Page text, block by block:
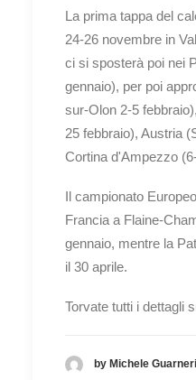
La prima tappa del
24-26 novembre in
ci si sposterà poi nei
gennaio), per poi
sur-Olon 2-5
25 febbraio), Austria
Cortina d'Ampezzo
Il campionato
Francia a Flaine-
gennaio, mentre la
il 30 aprile.
Torvate tutti i dettagli
by Michele Guarneri